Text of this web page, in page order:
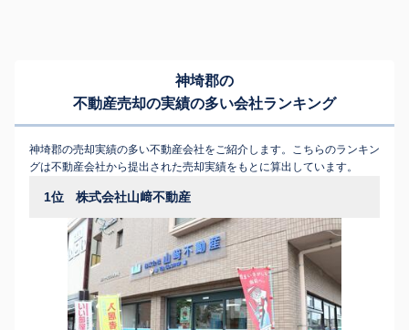
神埼郡の
不動産売却の実績の多い会社ランキング
神埼郡の売却実績の多い不動産会社をご紹介します。こちらのランキン
グは不動産会社から提出された売却実績をもとに算出しています。
1位 株式会社山﨑不動産